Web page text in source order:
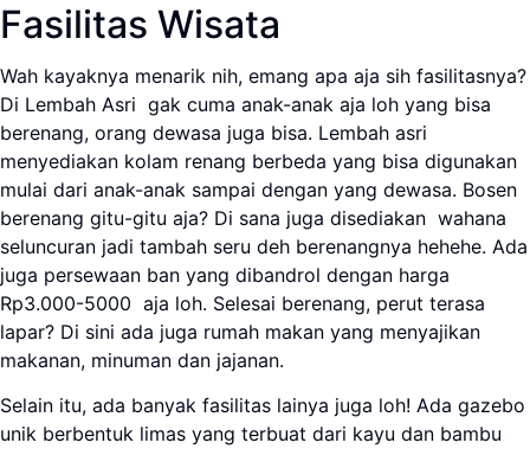
Fasilitas Wisata
Wah kayaknya menarik nih, emang apa aja sih fasilitasnya?
Di Lembah Asri gak cuma anak-anak aja loh yang bisa
berenang, orang dewasa juga bisa. Lembah asri
menyediakan kolam renang berbeda yang bisa digunakan
mulai dari anak-anak sampai dengan yang dewasa. Bosen
berenang gitu-gitu aja? Di sana juga disediakan wahana
seluncuran jadi tambah seru deh berenangnya hehehe. Ada
juga persewaan ban yang dibandrol dengan harga
Rp3.000-5000 aja loh. Selesai berenang, perut terasa
lapar? Di sini ada juga rumah makan yang menyajikan
makanan, minuman dan jajanan.
Selain itu, ada banyak fasilitas lainya juga loh! Ada gazebo
unik berbentuk limas yang terbuat dari kayu dan bambu